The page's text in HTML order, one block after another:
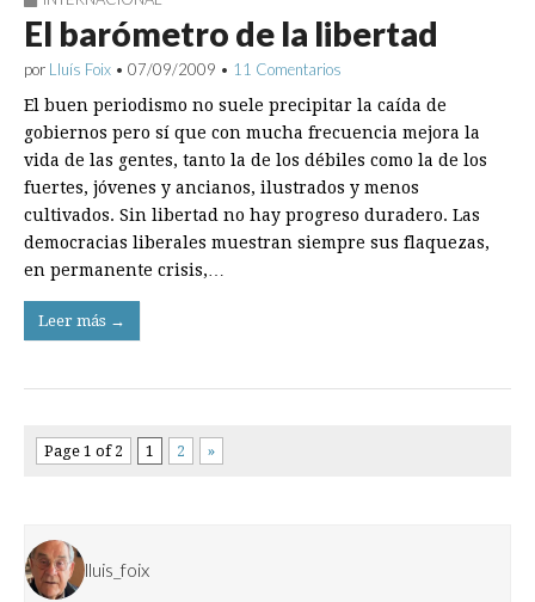
El barómetro de la libertad
por Lluís Foix • 07/09/2009 • 11 Comentarios
El buen periodismo no suele precipitar la caída de
gobiernos pero sí que con mucha frecuencia mejora la
vida de las gentes, tanto la de los débiles como la de los
fuertes, jóvenes y ancianos, ilustrados y menos
cultivados. Sin libertad no hay progreso duradero. Las
democracias liberales muestran siempre sus flaquezas,
en permanente crisis,…
Leer más →
Page 1 of 2 1 2 »
lluis_foix